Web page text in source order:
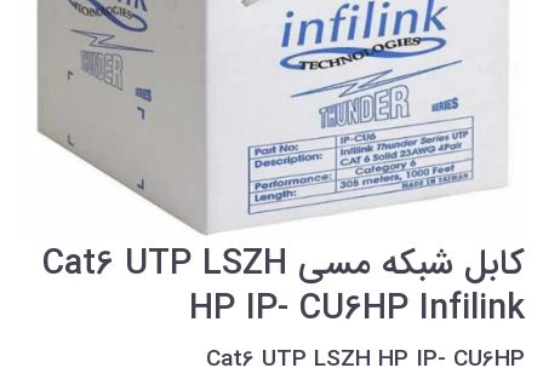
كابل شبكه مسي Cat6 UTP LSZH
HP IP- CU6HP Infilink
Cat6 UTP LSZH HP IP- CU6HP